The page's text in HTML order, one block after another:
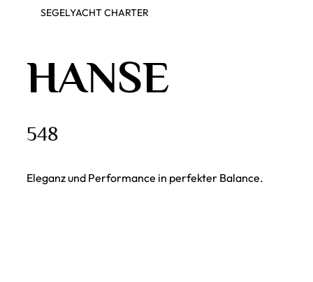
SEGELYACHT CHARTER
HANSE
548
Eleganz und Performance in perfekter Balance.